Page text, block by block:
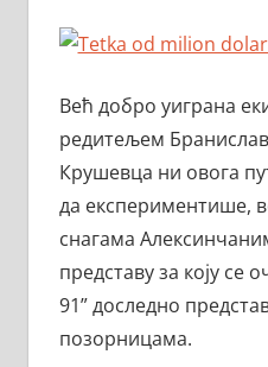
Већ добро уиграна
редитељем
Крушевца ни овога
да експериментише,
снагама
представу за коју се
91” доследно
позорницама.